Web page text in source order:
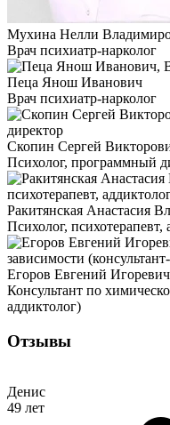
Мухина Нелли
Врач психиатр-нарколог
Пеца Янош Иванович
Врач психиатр-нарколог
Скопин Сергей
Психолог, программный
Ракитянская Анастасия
Психолог, психотерапевт,
Егоров Евгений Игоревич
Консультант по
аддиктолог)
Отзывы
Денис
49 лет